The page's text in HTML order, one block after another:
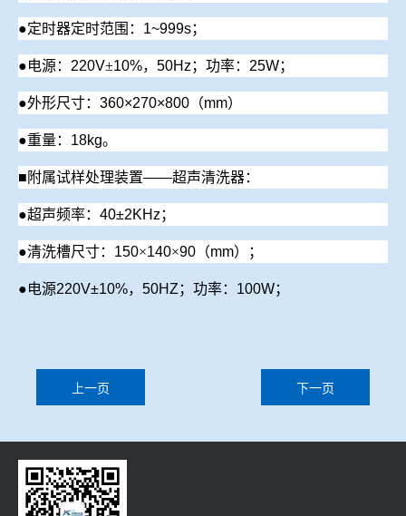
●定时器定时范围： 1~999s；
●电源： 220V±10%， 50Hz ；功率： 25W；
●外形尺寸： 360×270×800 （mm）
●重量： 18kg。
■ 附属试样处理装置——超声清洗器：
●超声频率： 40±2KHz ；
●清洗槽尺寸： 150×140×90 （mm）；
●电源220V±10%， 50HZ ； 功率： 100W；
上一页 下一页